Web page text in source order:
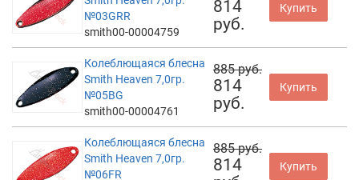
№03GRR
smith00-00004759
814
руб.
Купить
Колеблющаяся блесна
Smith Heaven 7,0гр.
№05BG
smith00-00004761
885 руб.
814
руб.
Купить
Колеблющаяся блесна
Smith Heaven 7,0гр.
№06FR
885 руб.
814
Купить